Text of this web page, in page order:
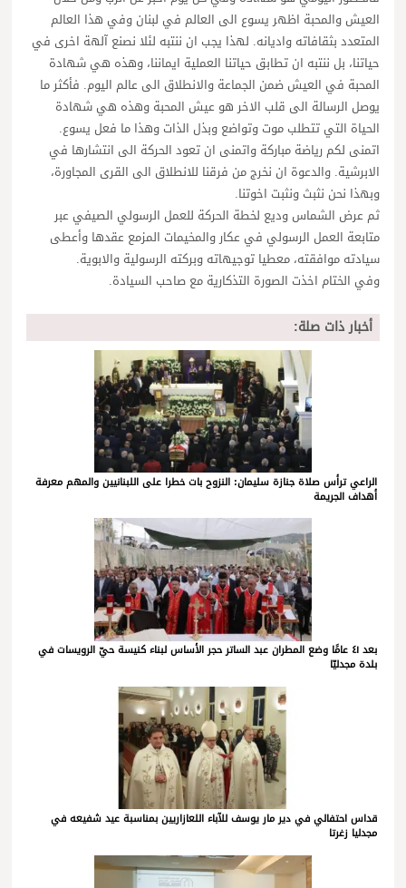
العيش والمحبة اظهر يسوع الى العالم في لبنان وفي هذا العالم
المتعدد بثقافاته واديانه. لهذا يجب ان ننتبه لئلا نصنع آلهة اخرى في
حياتنا، بل ننتبه ان تطابق حياتنا العملية ايماننا، وهذه هي شهادة
المحبة في العيش ضمن الجماعة والانطلاق الى عالم اليوم. فأكثر ما
يوصل الرسالة الى قلب الاخر هو عيش المحبة وهذه هي شهادة
الحياة التي تتطلب موت وتواضع وبذل الذات وهذا ما فعل يسوع.
اتمنى لكم رياضة مباركة واتمنى ان تعود الحركة الى انتشارها في
الابرشية. والدعوة ان نخرج من فرقنا للانطلاق الى القرى المجاورة،
وبهذا نحن نثبث ونثبت اخوتنا.
ثم عرض الشماس وديع لخطة الحركة للعمل الرسولي الصيفي عبر
متابعة العمل الرسولي في عكار والمخيمات المزمع عقدها وأعطى
سيادته موافقته، معطيا توجيهاته وبركته الرسولية والابوية.
وفي الختام اخذت الصورة التذكارية مع صاحب السيادة.
أخبار ذات صلة:
الراعي ترأس صلاة جنازة سليمان: النزوح بات خطرا على اللبنانيين والمهم معرفة
أهداف الجريمة
بعد ٤١ عامًا وضع المطران عبد الساتر حجر الأساس لبناء كنيسة حيّ الرويسات في
بلدة مجدليّا
قداس احتفالي في دير مار يوسف للآباء اللعازاريين بمناسبة عيد شفيعه في
مجدليا زغرتا